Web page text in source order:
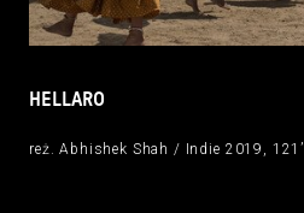
HELLARO
reż. Abhishek Shah / Indie 2019, 121’